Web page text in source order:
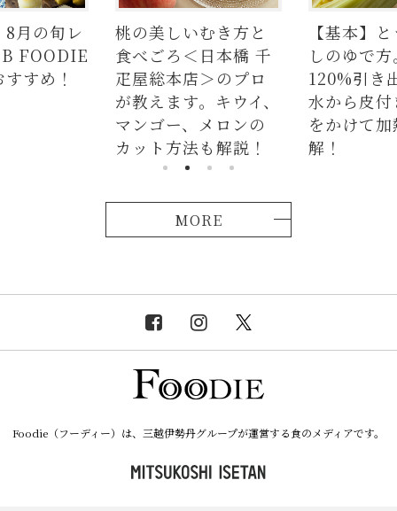
むき方と
日本橋 千
＞のプロ
【基本】とうもろこ
しのゆで方。甘さを
120%引き出すには、
水から皮付き＆時間
をかけて加熱が正
解！
【簡単
の人気
ラダは
麺、よ
つかな
説！
MORE
Foodie（フーディー）は、三越伊勢丹グループが運営する食のメディアです。